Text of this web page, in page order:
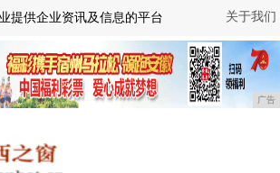
关于我们
提供企业资讯及信息的平台
广告